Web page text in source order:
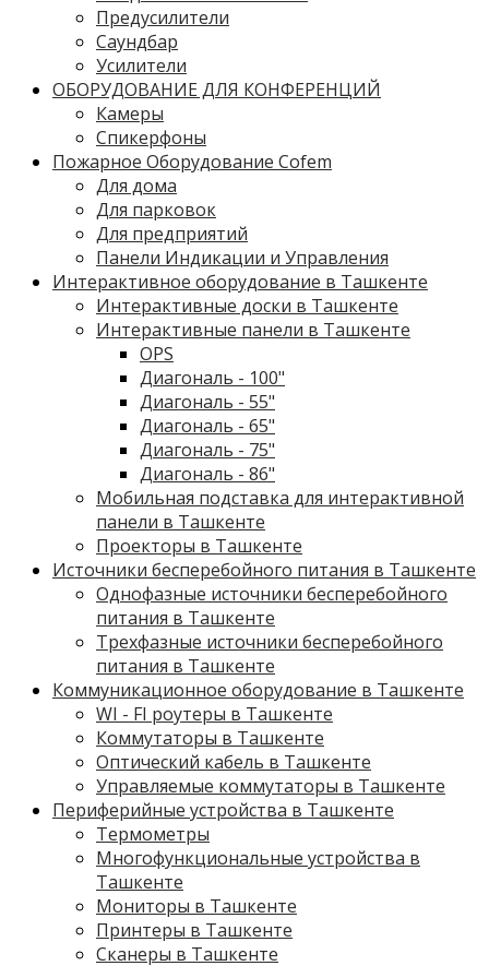
Предусилители
Саундбар
Усилители
ОБОРУДОВАНИЕ ДЛЯ КОНФЕРЕНЦИЙ
Камеры
Спикерфоны
Пожарное Оборудование Cofem
Для дома
Для парковок
Для предприятий
Панели Индикации и Управления
Интерактивное оборудование в Ташкенте
Интерактивные доски в Ташкенте
Интерактивные панели в Ташкенте
OPS
Диагональ - 100"
Диагональ - 55"
Диагональ - 65"
Диагональ - 75"
Диагональ - 86"
Мобильная подставка для интерактивной
панели в Ташкенте
Проекторы в Ташкенте
Источники бесперебойного питания в Ташкенте
Однофазные источники бесперебойного
питания в Ташкенте
Трехфазные источники бесперебойного
питания в Ташкенте
Коммуникационное оборудование в Ташкенте
WI - FI роутеры в Ташкенте
Коммутаторы в Ташкенте
Оптический кабель в Ташкенте
Управляемые коммутаторы в Ташкенте
Периферийные устройства в Ташкенте
Термометры
Многофункциональные устройства в
Ташкенте
Мониторы в Ташкенте
Принтеры в Ташкенте
Сканеры в Ташкенте